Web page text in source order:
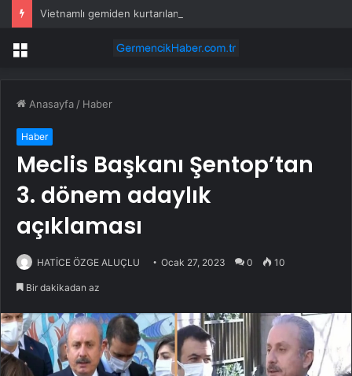
Menü
Anasayfa / Haber
Haber
Meclis Başkanı Şentop’tan
3. dönem adaylık
açıklaması
HATİCE ÖZGE ALUÇLU Ocak 27, 2023 0 10
Bir dakikadan az